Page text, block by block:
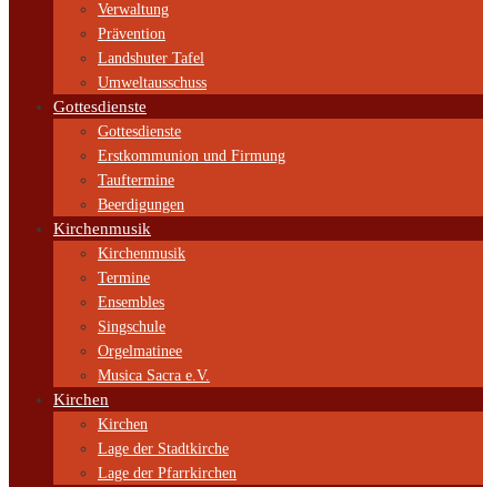
Verwaltung
Prävention
Landshuter Tafel
Umweltausschuss
Gottesdienste
Gottesdienste
Erstkommunion und Firmung
Tauftermine
Beerdigungen
Kirchenmusik
Kirchenmusik
Termine
Ensembles
Singschule
Orgelmatinee
Musica Sacra e.V.
Kirchen
Kirchen
Lage der Stadtkirche
Lage der Pfarrkirchen